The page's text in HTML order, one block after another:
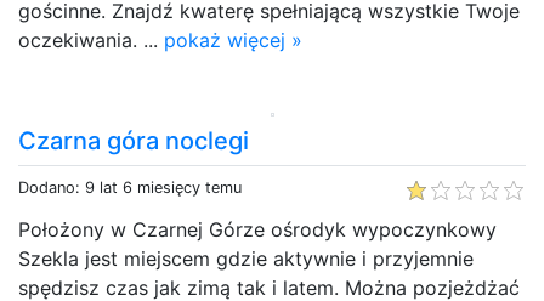
gościnne. Znajdź kwaterę spełniającą wszystkie Twoje
oczekiwania. ... pokaż więcej »
Czarna góra noclegi
Dodano: 9 lat 6 miesięcy temu
Położony w Czarnej Górze ośrodyk wypoczynkowy
Szekla jest miejscem gdzie aktywnie i przyjemnie
spędzisz czas jak zimą tak i latem. Można pozjeżdżać